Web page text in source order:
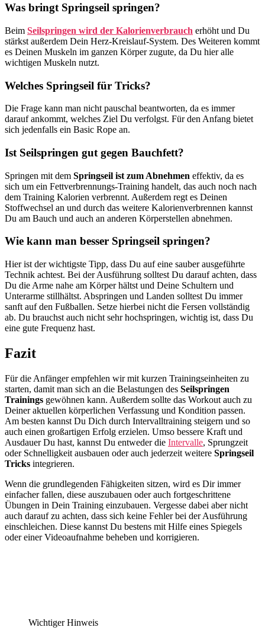
Was bringt Springseil springen?
Beim Seilspringen wird der Kalorienverbrauch erhöht und Du
stärkst außerdem Dein Herz-Kreislauf-System. Des Weiteren kommt
es Deinen Muskeln im ganzen Körper zugute, da Du hier alle
wichtigen Muskeln nutzt.
Welches Springseil für Tricks?
Die Frage kann man nicht pauschal beantworten, da es immer
darauf ankommt, welches Ziel Du verfolgst. Für den Anfang bietet
sich jedenfalls ein Basic Rope an.
Ist Seilspringen gut gegen Bauchfett?
Springen mit dem Springseil ist zum Abnehmen effektiv, da es
sich um ein Fettverbrennungs-Training handelt, das auch noch nach
dem Training Kalorien verbrennt. Außerdem regt es Deinen
Stoffwechsel an und durch das weitere Kalorienverbrennen kannst
Du am Bauch und auch an anderen Körperstellen abnehmen.
Wie kann man besser Springseil springen?
Hier ist der wichtigste Tipp, dass Du auf eine sauber ausgeführte
Technik achtest. Bei der Ausführung solltest Du darauf achten, dass
Du die Arme nahe am Körper hältst und Deine Schultern und
Unterarme stillhältst. Abspringen und Landen solltest Du immer
sanft auf den Fußballen. Setze hierbei nicht die Fersen vollständig
ab. Du brauchst auch nicht sehr hochspringen, wichtig ist, dass Du
eine gute Frequenz hast.
Fazit
Für die Anfänger empfehlen wir mit kurzen Trainingseinheiten zu
starten, damit man sich an die Belastungen des Seilspringen
Trainings gewöhnen kann. Außerdem sollte das Workout auch zu
Deiner aktuellen körperlichen Verfassung und Kondition passen.
Am besten kannst Du Dich durch Intervalltraining steigern und so
auch einen großartigen Erfolg erzielen. Umso bessere Kraft und
Ausdauer Du hast, kannst Du entweder die Intervalle, Sprungzeit
oder Schnelligkeit ausbauen oder auch jederzeit weitere Springseil
Tricks integrieren.
Wenn die grundlegenden Fähigkeiten sitzen, wird es Dir immer
einfacher fallen, diese auszubauen oder auch fortgeschrittene
Übungen in Dein Training einzubauen. Vergesse dabei aber nicht
auch darauf zu achten, dass sich keine Fehler bei der Ausführung
einschleichen. Diese kannst Du bestens mit Hilfe eines Spiegels
oder einer Videoaufnahme beheben und korrigieren.
Wichtiger Hinweis